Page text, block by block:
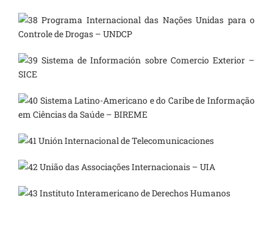
Programa Internacional das Nações Unidas para o
Controle de Drogas – UNDCP
Sistema de Información sobre Comercio Exterior –
SICE
Sistema Latino-Americano e do Caribe de Informação
em Ciências da Saúde – BIREME
Unión Internacional de Telecomunicaciones
União das Associações Internacionais – UIA
Instituto Interamericano de Derechos Humanos